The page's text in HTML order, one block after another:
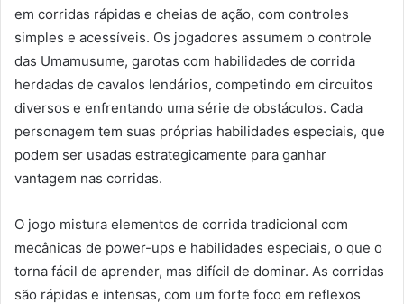
em corridas rápidas e cheias de ação, com controles
simples e acessíveis. Os jogadores assumem o controle
das Umamusume, garotas com habilidades de corrida
herdadas de cavalos lendários, competindo em circuitos
diversos e enfrentando uma série de obstáculos. Cada
personagem tem suas próprias habilidades especiais, que
podem ser usadas estrategicamente para ganhar
vantagem nas corridas.
O jogo mistura elementos de corrida tradicional com
mecânicas de power-ups e habilidades especiais, o que o
torna fácil de aprender, mas difícil de dominar. As corridas
são rápidas e intensas, com um forte foco em reflexos